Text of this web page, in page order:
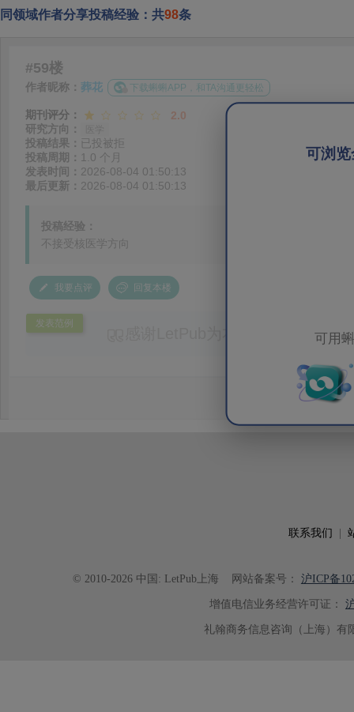
同领域作者分享投稿经验：共98条
可浏
可用
#59楼
作者昵称： 葬花 下载蝌蝌APP，和TA沟通更轻松
期刊评分：
2.0
研究方向：
投稿结果： 已投被拒
投稿周期： 1.0 个月
发表时间： 2026-08-04 01:50:13
最后更新： 2026-08-04 01:50:13
投稿经验：
不接受核医学方向
我要点评 回复本楼
发表范例
感谢LetPub为本论文提供专业
效应及界面电荷传输等研究内容，
论述逻辑进行了系统梳理，使研究
析及机理讨论之间的关系更加清晰
联系我们
© 2010-2026 中国: LetPub上海 网站备案号： 沪ICP备
增值电信业务经营许可证：
礼翰商务信息咨询（上海）